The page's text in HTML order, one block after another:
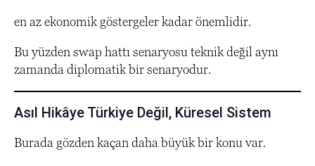
en az ekonomik göstergeler kadar önemlidir.
Bu yüzden swap hattı senaryosu teknik değil aynı
zamanda diplomatik bir senaryodur.
Asıl Hikâye Türkiye Değil, Küresel Sistem
Burada gözden kaçan daha büyük bir konu var.